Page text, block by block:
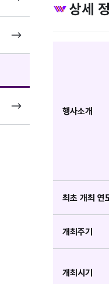
상세
행사소개
최초 개최 연
개최주기
개최시기